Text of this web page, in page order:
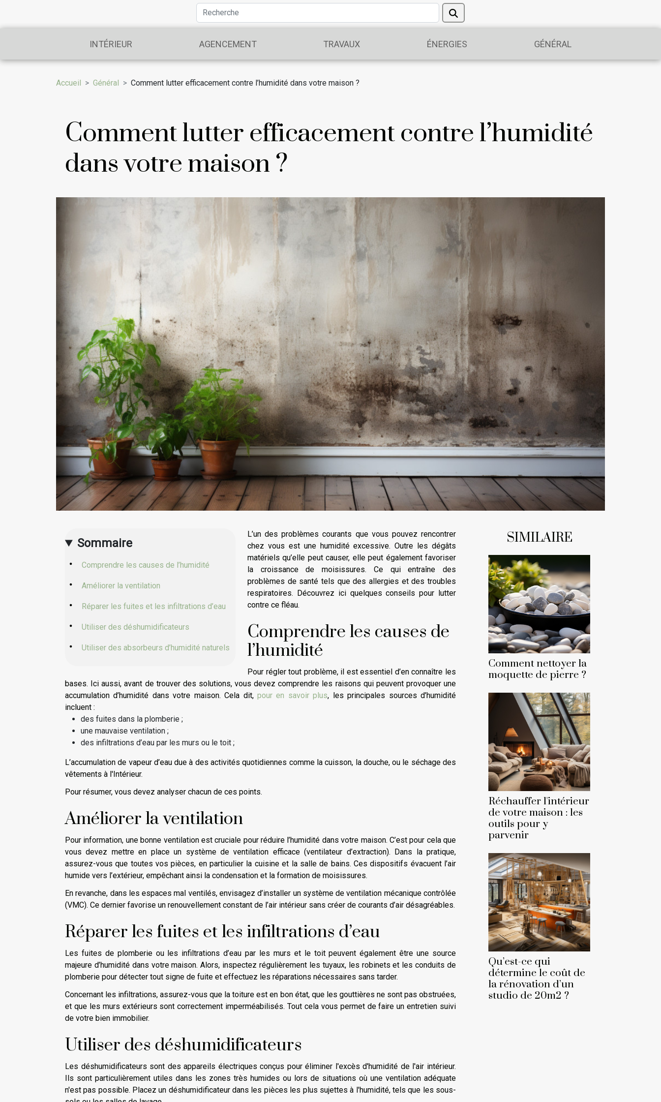
INTÉRIEUR AGENCEMENT TRAVAUX ÉNERGIES GÉNÉRAL
Accueil Général Comment lutter efficacement contre l’humidité dans votre maison ?
Comment lutter efficacement contre l’humidité
dans votre maison ?
Sommaire
Comprendre les causes de l’humidité
Améliorer la ventilation
Réparer les fuites et les infiltrations d’eau
Utiliser des déshumidificateurs
Utiliser des absorbeurs d’humidité naturels
L’un des problèmes courants que vous pouvez rencontrer
chez vous est une humidité excessive. Outre les dégâts
matériels qu’elle peut causer, elle peut également favoriser
la croissance de moisissures. Ce qui entraîne des
problèmes de santé tels que des allergies et des troubles
respiratoires. Découvrez ici quelques conseils pour lutter
contre ce fléau.
Comprendre les causes de
l’humidité
Pour régler tout problème, il est essentiel d’en connaître les
bases. Ici aussi, avant de trouver des solutions, vous devez comprendre les raisons qui peuvent provoquer une
accumulation d’humidité dans votre maison. Cela dit, pour en savoir plus, les principales sources d’humidité
incluent :
des fuites dans la plomberie ;
une mauvaise ventilation ;
des infiltrations d’eau par les murs ou le toit ;
L’accumulation de vapeur d’eau due à des activités quotidiennes comme la cuisson, la douche, ou le séchage des
vêtements à l'Intérieur.
Pour résumer, vous devez analyser chacun de ces points.
Améliorer la ventilation
Pour information, une bonne ventilation est cruciale pour réduire l’humidité dans votre maison. C’est pour cela que
vous devez mettre en place un système de ventilation efficace (ventilateur d’extraction). Dans la pratique,
assurez-vous que toutes vos pièces, en particulier la cuisine et la salle de bains. Ces dispositifs évacuent l’air
humide vers l’extérieur, empêchant ainsi la condensation et la formation de moisissures.
En revanche, dans les espaces mal ventilés, envisagez d’installer un système de ventilation mécanique contrôlée
(VMC). Ce dernier favorise un renouvellement constant de l’air intérieur sans créer de courants d’air désagréables.
Réparer les fuites et les infiltrations d’eau
Les fuites de plomberie ou les infiltrations d’eau par les murs et le toit peuvent également être une source
majeure d’humidité dans votre maison. Alors, inspectez régulièrement les tuyaux, les robinets et les conduits de
plomberie pour détecter tout signe de fuite et effectuez les réparations nécessaires sans tarder.
Concernant les infiltrations, assurez-vous que la toiture est en bon état, que les gouttières ne sont pas obstruées,
et que les murs extérieurs sont correctement imperméabilisés. Tout cela vous permet de faire un entretien suivi
de votre bien immobilier.
Utiliser des déshumidificateurs
Les déshumidificateurs sont des appareils électriques conçus pour éliminer l'excès d'humidité de l'air intérieur.
Ils sont particulièrement utiles dans les zones très humides ou lors de situations où une ventilation adéquate
n'est pas possible. Placez un déshumidificateur dans les pièces les plus sujettes à l'humidité, tels que les sous-
SIMILAIRE
Comment nettoyer la
moquette de pierre ?
Réchauffer l'intérieur
de votre maison : les
outils pour y
parvenir
Qu’est-ce qui
détermine le coût de
la rénovation d’un
studio de 20m2 ?